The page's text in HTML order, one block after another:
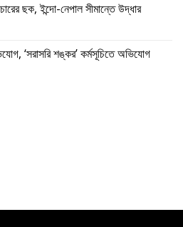
ছক, ইন্দো-নেপাল সীমান্তে উদ্ধার
‘সরাসরি শঙ্কর’ কর্মসূচিতে অভিযোগ